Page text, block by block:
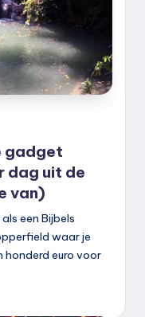
gadget
dag uit de
van)
een Bijbels
waar je
honderd euro voor